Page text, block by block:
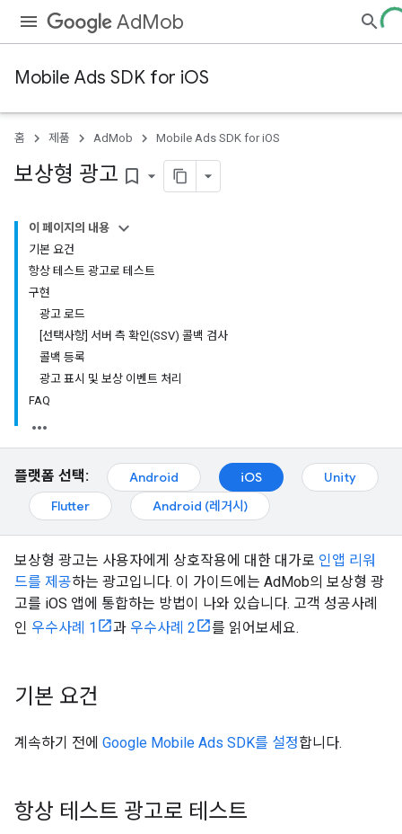
AdMob
Mobile Ads SDK for iOS
홈 제품 AdMob Mobile Ads SDK for iOS
보상형 광고 bookmark_border
이 페이지의 내용
기본 요건
항상 테스트 광고로 테스트
구현
광고 로드
[선택사항] 서버 측 확인(SSV) 콜백 검사
콜백 등록
광고 표시 및 보상 이벤트 처리
FAQ
플랫폼 선택: Android iOS
Unity
Flutter
Android (레거시)
보상형 광고는 사용자에게 상호작용에 대한 대가로 인앱 리워
드를 제공하는 광고입니다. 이 가이드에는 AdMob의 보상형 광
고를 iOS 앱에 통합하는 방법이 나와 있습니다. 고객 성공사례
인 우수사례 1 과 우수사례 2 를 읽어보세요.
기본 요건
계속하기 전에 Google Mobile Ads SDK를 설정합니다.
항상 테스트 광고로 테스트